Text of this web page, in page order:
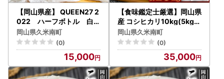
【岡山県産】 QUEEN27 2
022 ハーフボトル 白ワ
イン【1599781】
岡山県久米南町
(0)
15,000
【食味鑑定士厳選】岡山県
産 コシヒカリ10kg(5kg×
2袋)【1643907】
岡山県久米南町
(0)
35,000